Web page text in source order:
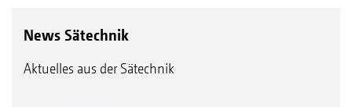
News Sätechnik
Aktuelles aus der Sätechnik